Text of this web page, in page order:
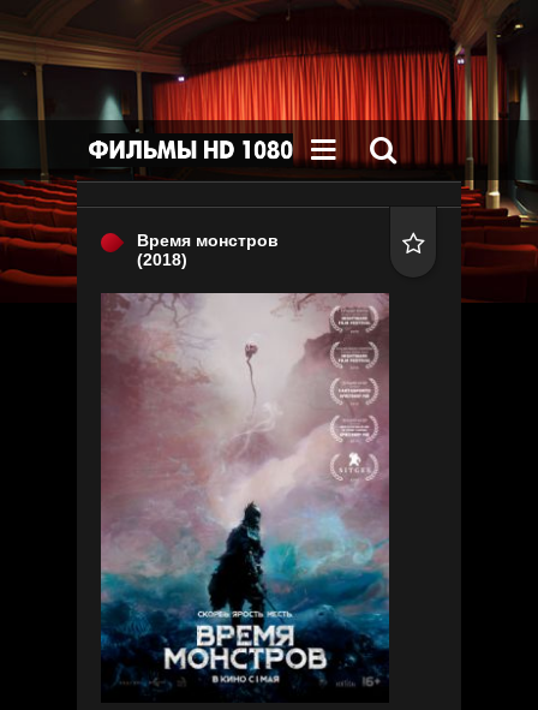
 
Время монстров
(2018)
